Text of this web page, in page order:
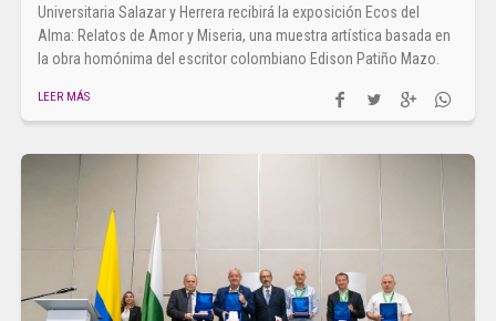
Universitaria Salazar y Herrera recibirá la exposición Ecos del
Alma: Relatos de Amor y Miseria, una muestra artística basada en
la obra homónima del escritor colombiano Edison Patiño Mazo.
LEER MÁS